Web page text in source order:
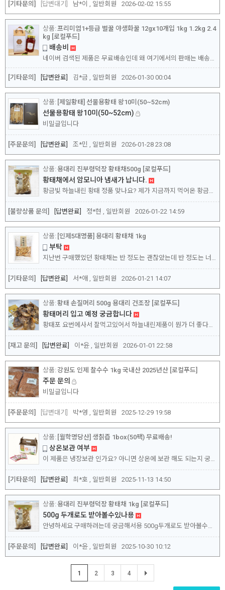
답변대기
[기타문의] 남*이 , 일반회원 2026-02-02 15:55
답변완료
[기타문의]
프리미엄1+등급 벌꿀 야생화꿀 12gx10개입 1kg 1.2kg 2.4
kg [로컬푸드]
배송비
네이버 검색된 제품은 무료배송인데 왜 여기에서의 판매는 배송비가 부과되나요?
김*금 , 일반회원 2026-01-30 00:04
답변완료
[주문문의]
[제일황태] 선물용황태 왕10미(50~52cm)
선물용황태 왕10미(50~52cm)
비밀글입니다
조*민 , 일반회원 2026-01-28 23:08
답변완료
[불량상품 문의]
용대리 진부령덕장 황태채500g [로컬푸드]
황태채에서 암모니아 냄새가 납니다.
황금빛 하늘내린 황태 정품 맞나요? 제가 지금까지 먹어온 황금빛 하늘내린 황태채의 구수한 향이 아닌 삭힌 홍어같은 암모니아 향과 맛이 납니다. (삭힌 홍어향 같은) 육안으로 봤을 때는 깨끗해 보이는데 이런 적은 처음이라 당황스럽네요. 반품 요청드리며, 개봉한 1건은 어떤 식으로 반품할 수 있는지 문의드립니다.
정*현 , 일반회원 2026-01-22 14:59
답변완료
[기타문의]
[인제5대명품] 용대리 황태채 1kg
부탁
지난번 구매했었던 황태채는 반 정도는 괜찮았는데 반 정도는 너무 크고 억새였습니다. 손질되지 않은 것 같은 황태채가 있어서 반 정도는 제대로 먹지 못했습니다. 그래도 처음에 거지 좋았기에 할인 기간에 다시 주문코자합니다. 배송은 천천히 해 주셔도 되니 신경 써서 보내주시면 정말 감사하겠습니다. 가능하다면 500g짜리 2개로 나누어 주시면 지인과도 함께 나누...
서*애 , 일반회원 2026-01-21 14:07
답변완료
[재고 문의]
황태 손질머리 500g 용대리 건조장 [로컬푸드]
황태머리 입고 예정 궁금합니다
황태포 요번에사서 잘먹고있어서 하늘내린제품이 뭔가 더 좋다고 느껴서 구매하려는데 재고확보 언제쯤될지 궁금하네용 부각,포 시키는김에 있는거보고 같이시키려구용 머리 재고 알려주세용 새해복마니받으세용
이*윤 , 일반회원 2026-01-01 22:58
답변대기
[주문문의]
강원도 인제 찰수수 1kg 국내산 2025년산 [로컬푸드]
주문 문의
비밀글입니다
박*영 , 일반회원 2025-12-29 19:58
답변완료
[기타문의]
[월학명당산] 생칡즙 1box(50팩) 무료배송!
상온보관 여부
이 제품은 냉장보관 인가요? 아니면 상온에 보관 해도 되는지 궁금 합니다
최*호 , 일반회원 2025-11-13 14:50
답변완료
[주문문의]
용대리 진부령덕장 황태채 1kg [로컬푸드]
500g 두개로도 받아볼수있나용
안녕하세요 구매하려는데 궁금해서용 500g두개로도 받아볼수있나용? 그리고 황태채가 여러상품이 많은데 언제 생산된 제품인지도 궁금해용
이*윤 , 일반회원 2025-10-30 10:12
1 2 3 4